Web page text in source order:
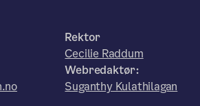
Rektor
Cecilie Raddum
Webredaktør:
Suganthy Kulathilagan